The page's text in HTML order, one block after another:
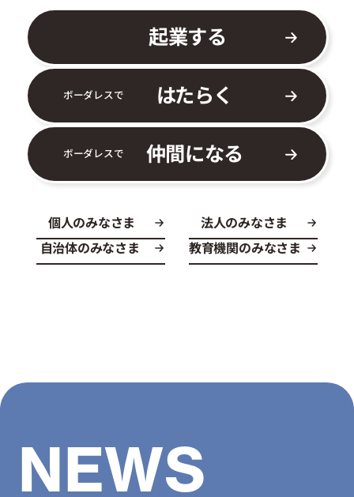
起業する
ボーダレスで はたらく
ボーダレスで 仲間になる
個人のみなさま
法人のみなさま
自治体のみなさま
教育機関のみなさま
NEWS